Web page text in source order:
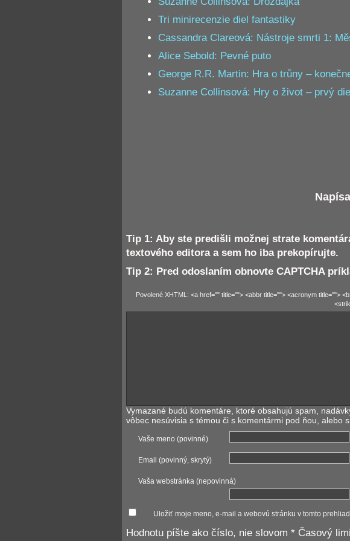
Tri minirecenzie diel fantastiky
Cassandra Clareová: Nástroje smrti 1:
Alice Sebold: Pevné puto
George R.R. Martin: Hra o trůny –
Suzanne Collinsová: Hry o život – prvý
Tip 1: Aby ste predišli možnej strate
textového editora a sem ho iba prekopírujte.
Tip 2: Pred odoslaním obnovte CAPTCHA
Povolené XHTML: <a href="" title=""> <abbr title=""> <acronym title="">
Vymazané budú komentáre, ktoré obsahujú spam,
vôbec nesúvisia s témou či s komentármi pod ňou, alebo
Vaše meno (povinné)
Email (povinný, skrytý)
Vaša webstránka (nepovinná)
Uložiť moje meno, e-mail a webovú stránku v tomto
Hodnotu píšte ako číslo, nie slovom * Časový